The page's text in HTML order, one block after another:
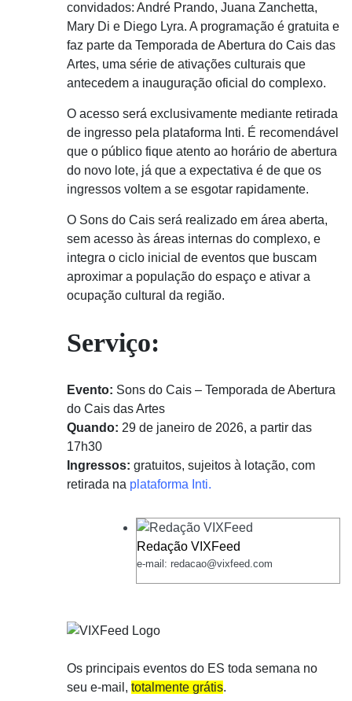
convidados: André Prando, Juana Zanchetta,
Mary Di e Diego Lyra. A programação é gratuita e
faz parte da Temporada de Abertura do Cais das
Artes, uma série de ativações culturais que
antecedem a inauguração oficial do complexo.
O acesso será exclusivamente mediante retirada
de ingresso pela plataforma Inti. É recomendável
que o público fique atento ao horário de abertura
do novo lote, já que a expectativa é de que os
ingressos voltem a se esgotar rapidamente.
O Sons do Cais será realizado em área aberta,
sem acesso às áreas internas do complexo, e
integra o ciclo inicial de eventos que buscam
aproximar a população do espaço e ativar a
ocupação cultural da região.
Serviço:
Evento: Sons do Cais – Temporada de Abertura
do Cais das Artes
Quando: 29 de janeiro de 2026, a partir das
17h30
Ingressos: gratuitos, sujeitos à lotação, com
retirada na plataforma Inti.
Redação VIXFeed
e-mail: redacao@vixfeed.com
Os principais eventos do ES toda semana no
seu e-mail, totalmente grátis.